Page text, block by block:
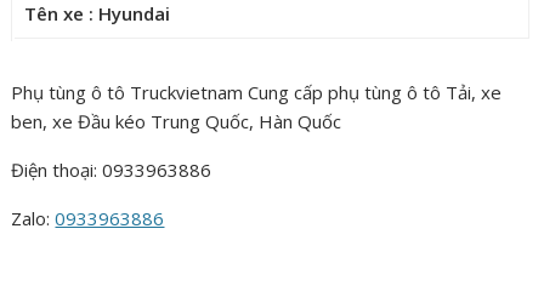
Tên xe : Hyundai
Phụ tùng ô tô Truckvietnam Cung cấp phụ tùng ô tô Tải, xe
ben, xe Đầu kéo Trung Quốc, Hàn Quốc
Điện thoại: 0933963886
Zalo:0933963886